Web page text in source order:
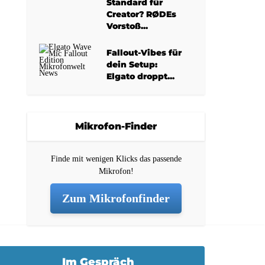
Standard für
Creator? RØDEs
Vorstoß...
Fallout-Vibes für
dein Setup:
Elgato droppt...
Mikrofon-Finder
Finde mit wenigen Klicks das passende
Mikrofon!
Zum Mikrofonfinder
Im Gespräch